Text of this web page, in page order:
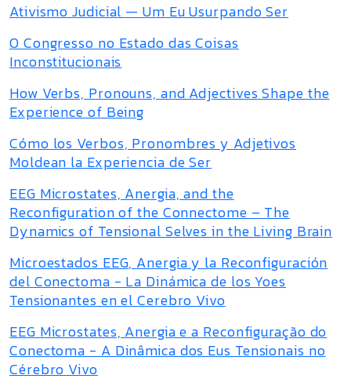
Ativismo Judicial — Um Eu Usurpando Ser
O Congresso no Estado das Coisas
Inconstitucionais
How Verbs, Pronouns, and Adjectives Shape the
Experience of Being
Cómo los Verbos, Pronombres y Adjetivos
Moldean la Experiencia de Ser
EEG Microstates, Anergia, and the
Reconfiguration of the Connectome – The
Dynamics of Tensional Selves in the Living Brain
Microestados EEG, Anergia y la Reconfiguración
del Conectoma - La Dinámica de los Yoes
Tensionantes en el Cerebro Vivo
EEG Microstates, Anergia e a Reconfiguração do
Conectoma - A Dinâmica dos Eus Tensionais no
Cérebro Vivo